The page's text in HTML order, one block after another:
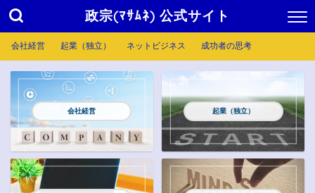
政宗(ﾏｻﾑﾈ) 公式サイト
会社経営 起業（独立） ネットビジネス 成功者の思考
会社経営 起業（独立）